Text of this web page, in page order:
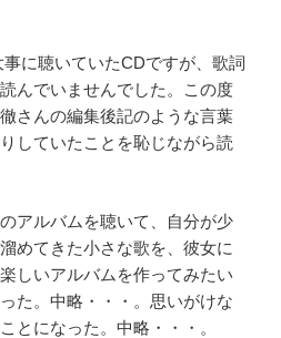
に聴いていたCDですが、歌詞
んでいませんでした。この度
さんの編集後記のような言葉
していたことを恥じながら読
アルバムを聴いて、自分が少
めてきた小さな歌を、彼女に
しいアルバムを作ってみたい
た。中略・・・。思いがけな
とになった。中略・・・。